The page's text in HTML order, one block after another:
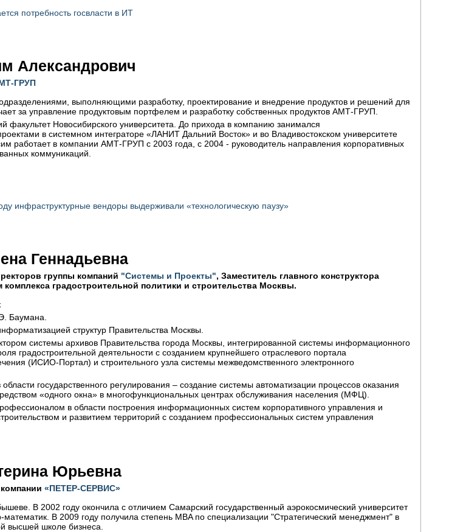
потребность госвласти в ИТ
Александрович
ГРУП
выполняющими разработку, проектирование и внедрение продуктов и решений для
за управление продуктовым портфелем и разработку собственных продуктов АМТ-ГРУП.
факультет Новосибирского университета. До прихода в компанию занимался
в системном интеграторе «ЛАНИТ Дальний Восток» и во Владивостокском университете
работает в компании АМТ-ГРУП с 2003 года, с 2004 - руководитель направления корпоративных
коммуникаций.
инфраструктурные вендоры выдерживали «технологическую паузу»
Геннадьевна
группы компаний "Системы и Проекты", Заместитель главного конструктора
градостроительной политики и строительства Москвы.
Баумана.
структур Правительства Москвы.
системы архивов Правительства города Москвы, интегрированной системы информационного
градостроительной деятельности с созданием крупнейшего отраслевого портала
(ИСИО-Портал) и строительного узла системы межведомственного электронного
государственного регулирования – создание системы автоматизации процессов оказания
«одного окна» в многофункциональных центрах обслуживания населения (МФЦ).
в области построения информационных систем корпоративного управления и
и развитием территорий с созданием профессиональных систем управления
Юрьевна
«ПЕТЕР-СЕРВИС»
В 2002 году окончила с отличием Самарский государственный аэрокосмический университет
В 2009 году получила степень MBA по специализации "Стратегический менеджмент" в
высшей школе бизнеса.